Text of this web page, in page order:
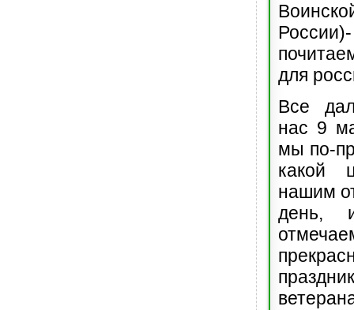
для
Все
нас 9
мы по-
какой
нашим
день,